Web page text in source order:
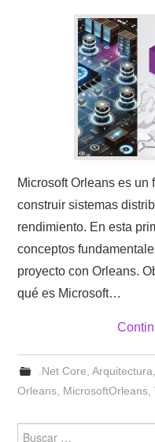
Microsoft Orleans es
construir sistemas
rendimiento. En esta
conceptos
proyecto con Orleans.
qué es Microsoft…
.Net Core, Arquitectura,
Orleans, MicrosoftOrleans,
Buscar: